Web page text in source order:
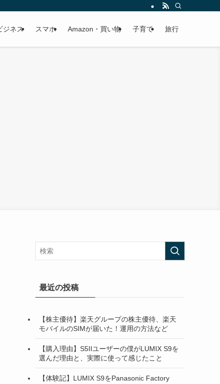
ジネス スマホ Amazon・買い物 子育て 旅行
最近の投稿
【株主優待】楽天グループの株主優待、楽天
モバイルのSIMが届いた！運用の方法など
【購入理由】S5IIユーザーの僕がLUMIX S9を
選んだ理由と、実際に使って感じたこと
【体験記】LUMIX S9をPanasonic Factory